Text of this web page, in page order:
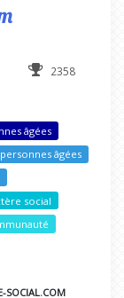
2358
âgées
âgées
social
SOCIAL.COM